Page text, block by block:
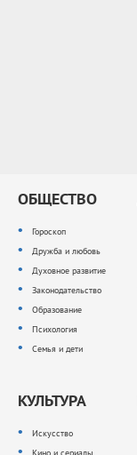
ОБЩЕСТВО
Гороскоп
Дружба и любовь
Духовное развитие
Законодательство
Образование
Психология
Семья и дети
КУЛЬТУРА
Искусство
Кино и сериалы